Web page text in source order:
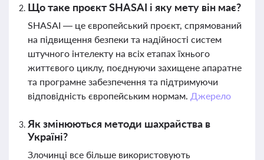
Що таке проєкт SHASAI і яку мету він має?
SHASAI — це європейський проєкт, спрямований
на підвищення безпеки та надійності систем
штучного інтелекту на всіх етапах їхнього
життєвого циклу, поєднуючи захищене апаратне
та програмне забезпечення та підтримуючи
відповідність європейським нормам. Джерело
Як змінюються методи шахрайства в
Україні?
Злочинці все більше використовують